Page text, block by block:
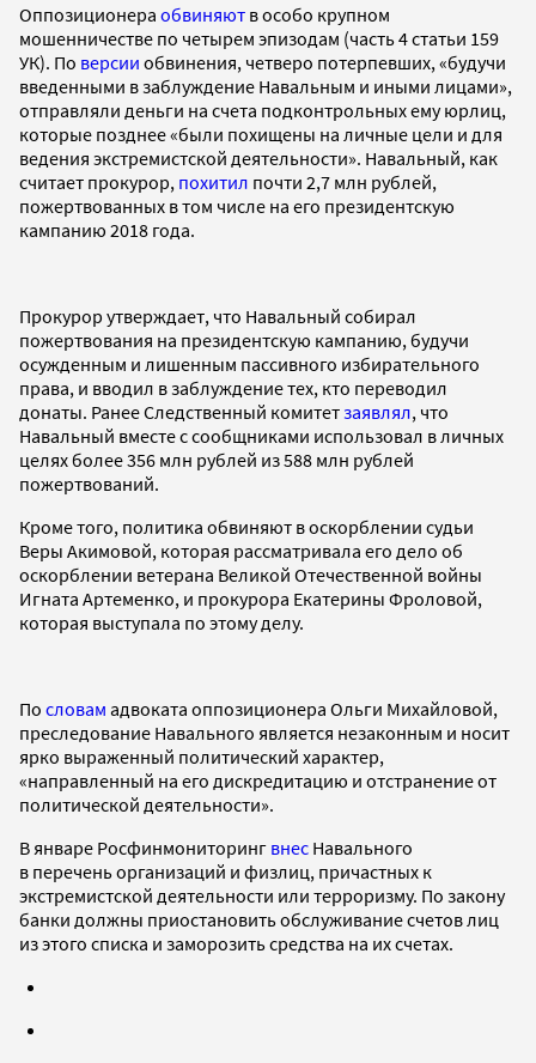
Оппозиционера обвиняют в особо крупном
мошенничестве по четырем эпизодам (часть 4 статьи 159
УК). По версии обвинения, четверо потерпевших, «будучи
введенными в заблуждение Навальным и иными лицами»,
отправляли деньги на счета подконтрольных ему юрлиц,
которые позднее «были похищены на личные цели и для
ведения экстремистской деятельности». Навальный, как
считает прокурор, похитил почти 2,7 млн рублей,
пожертвованных в том числе на его президентскую
кампанию 2018 года.
Прокурор утверждает, что Навальный собирал
пожертвования на президентскую кампанию, будучи
осужденным и лишенным пассивного избирательного
права, и вводил в заблуждение тех, кто переводил
донаты. Ранее Следственный комитетзаявлял, что
Навальный вместе с сообщниками использовал в личных
целях более 356 млн рублей из 588 млн рублей
пожертвований.
Кроме того, политика обвиняют в оскорблении судьи
Веры Акимовой, которая рассматривала его дело об
оскорблении ветерана Великой Отечественной войны
Игната Артеменко, и прокурора Екатерины Фроловой,
которая выступала по этому делу.
По словам адвоката оппозиционера Ольги Михайловой,
преследование Навального является незаконным и носит
ярко выраженный политический характер,
«направленный на его дискредитацию и отстранение от
политической деятельности».
В январе Росфинмониторинг внес Навального
в перечень организаций и физлиц, причастных к
экстремистской деятельности или терроризму. По закону
банки должны приостановить обслуживание счетов лиц
из этого списка и заморозить средства на их счетах.